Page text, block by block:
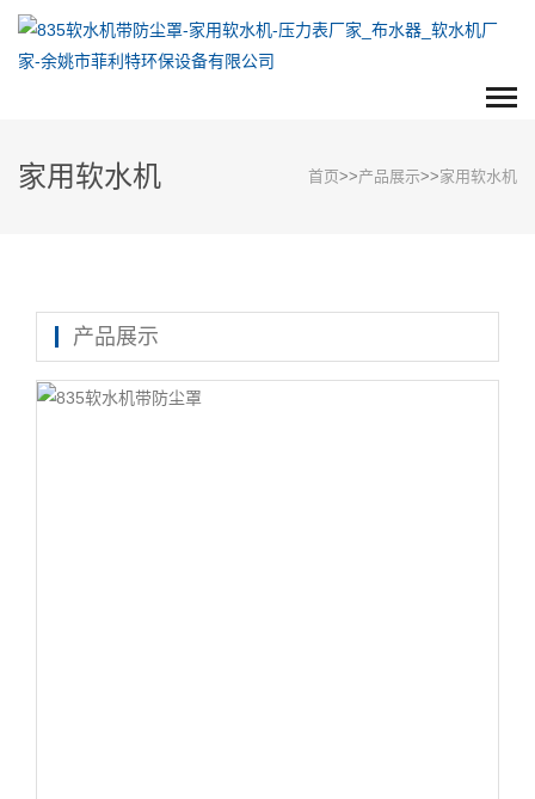
家用软水机 首页>>产品展示>>家用软水机
产品展示